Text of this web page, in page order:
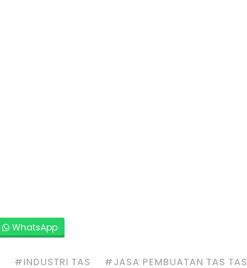
WhatsApp
#INDUSTRI TAS #JASA PEMBUATAN TAS TAS